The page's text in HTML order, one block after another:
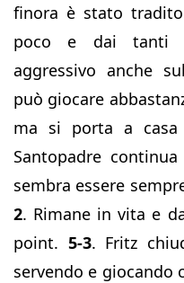
finora è stato
poco e dai tanti
aggressivo anche
può giocare
ma si porta a
Santopadre
sembra essere
2. Rimane in vita e
point. 5-3. Fritz
servendo e giocando